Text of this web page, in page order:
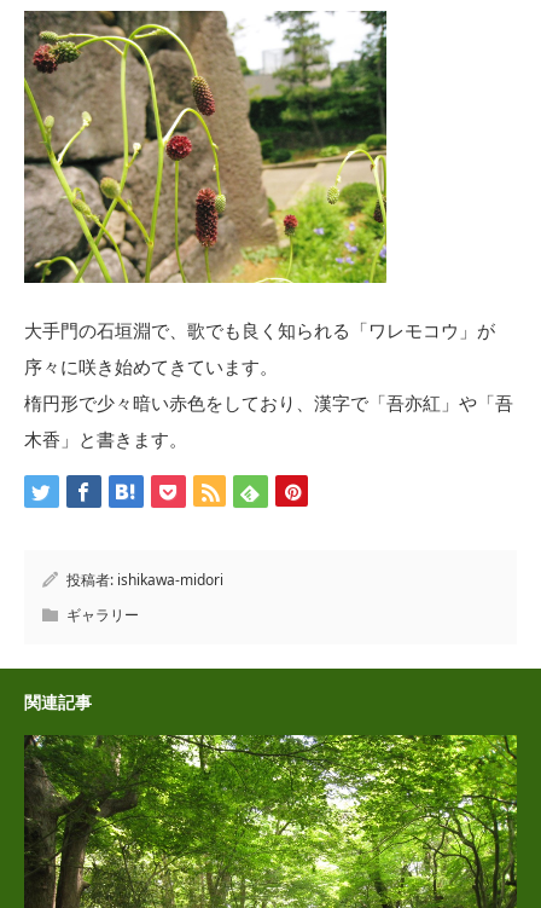
大手門の石垣淵で、歌でも良く知られる「ワレモコウ」が
序々に咲き始めてきています。
楕円形で少々暗い赤色をしており、漢字で「吾亦紅」や「吾
木香」と書きます。
投稿者: ishikawa-midori
ギャラリー
関連記事